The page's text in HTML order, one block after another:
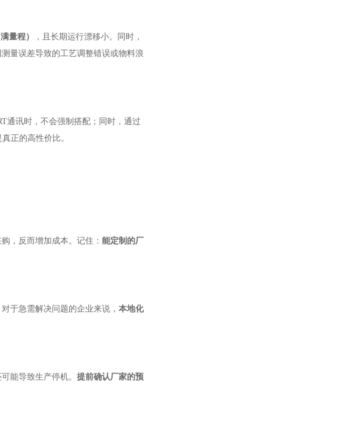
量程）
，且长期运行漂移小。同时，
量误差导致的工艺调整错误或物料浪
讯时，不会强制搭配；同时，通过
正的高性价比。
，反而增加成本。记住： 能定制的厂
于急需解决问题的企业来说， 本地化
能导致生产停机。 提前确认厂家的预